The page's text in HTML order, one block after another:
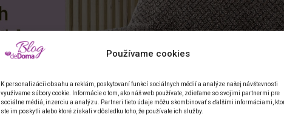
Používame cookies
K personalizácii obsahu a reklám, poskytovaní funkcí sociálnych médií a analýze našej návštevnosti
využívame súbory cookie. Informácie o tom, ako náš web používate, zdieľame so svojimi partnermi pre
sociálne médiá, inzerciu a analýzu. Partneri tieto údaje môžu skombinovať s ďalšími informáciami,
ste im poskytli alebo ktoré získali v dôsledku toho, že používate ich služby.